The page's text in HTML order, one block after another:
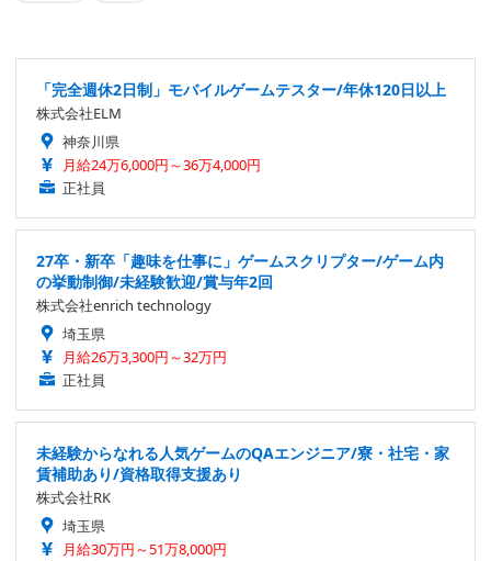
「完全週休2日制」モバイルゲームテスター/年休120日以上
株式会社ELM
神奈川県
月給24万6,000円～36万4,000円
正社員
27卒・新卒「趣味を仕事に」ゲームスクリプター/ゲーム内
の挙動制御/未経験歓迎/賞与年2回
株式会社enrich technology
埼玉県
月給26万3,300円～32万円
正社員
未経験からなれる人気ゲームのQAエンジニア/寮・社宅・家
賃補助あり/資格取得支援あり
株式会社RK
埼玉県
月給30万円～51万8,000円